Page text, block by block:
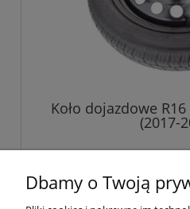
Koło dojazdowe
(2017-
Dbamy o Twoją